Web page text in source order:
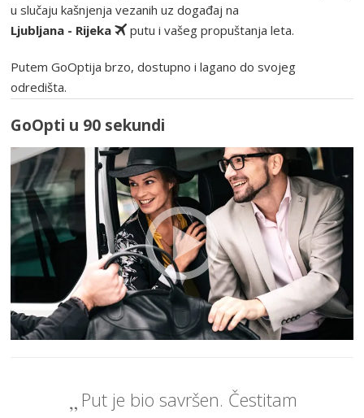
u slučaju kašnjenja vezanih uz događaj na
Ljubljana - Rijeka
putu i vašeg propuštanja leta.
Putem GoOptija brzo, dostupno i lagano do svojeg
odredišta.
GoOpti u 90 sekundi
Put je bio savršen. Čestitam